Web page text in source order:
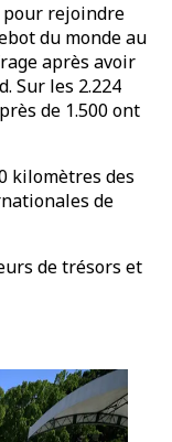
pour rejoindre
du monde au
après avoir
Sur les 2.224
de 1.500 ont
kilomètres des
de
de trésors et